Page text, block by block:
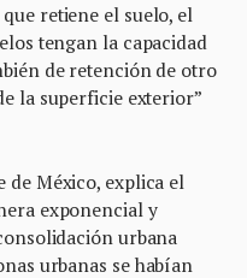
retiene el suelo, el
tengan la capacidad
de retención de otro
la superficie exterior”
México, explica el
exponencial y
urbana
urbanas se habían